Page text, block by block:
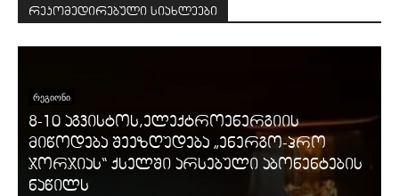
რეკომედირებული სიახლეები
ᲠᲔᲒᲘᲝᲜᲘ
8-10 აგვისტოს,ელექტროენერგიის
მიწოდება შეეზღუდება „ენერგო-პრო
ჯორჯიას“ ქსელში არსებული აბონენტების
ნაწილს